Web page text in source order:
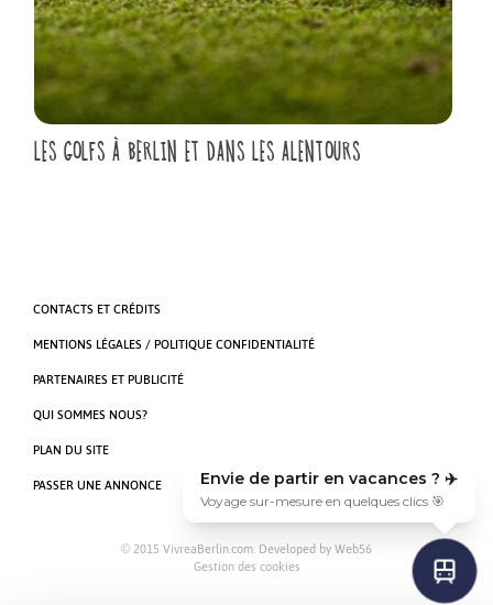
LES GOLFS À BERLIN ET DANS LES ALENTOURS
CONTACTS ET CRÉDITS
MENTIONS LÉGALES / POLITIQUE CONFIDENTIALITÉ
PARTENAIRES ET PUBLICITÉ
QUI SOMMES NOUS?
PLAN DU SITE
PASSER UNE ANNONCE
© 2015 VivreaBerlin.com. Developed by Web56
Gestion des cookies
Envie de partir en vacances ? ✈️
Voyage sur-mesure en quelques clics 🎯